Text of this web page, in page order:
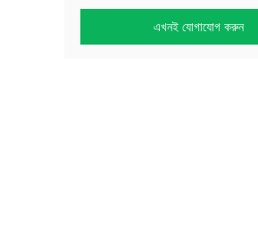
এখনই যোগাযোগ করুন